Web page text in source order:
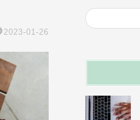
2023-01-26